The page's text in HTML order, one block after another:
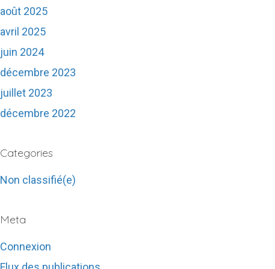
août 2025
avril 2025
juin 2024
décembre 2023
juillet 2023
décembre 2022
Categories
Non classifié(e)
Meta
Connexion